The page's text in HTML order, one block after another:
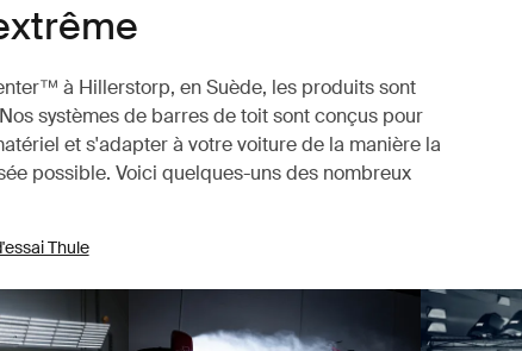
à Hillerstorp, en Suède, les produits sont
systèmes de barres de toit sont conçus pour
et s'adapter à votre voiture de la manière la
possible. Voici quelques-uns des nombreux
Thule